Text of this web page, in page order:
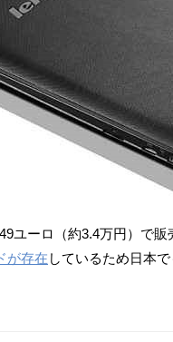
ユーロ（約3.4万円）で
が存在 しているため日本